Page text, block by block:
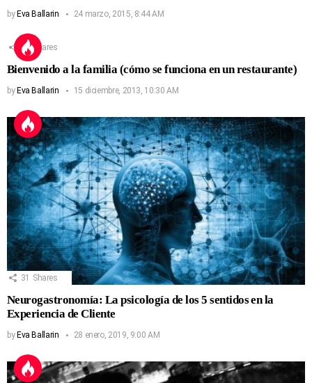
byEva Ballarin 24 marzo, 2015, 8:44 AM
13 Shares
Bienvenido a la familia (cómo se funciona en un restaurante)
byEva Ballarin 15 diciembre, 2013, 10:30 AM
31 Shares
Neurogastronomía: La psicología de los 5 sentidos en la
Experiencia de Cliente
byEva Ballarin 28 enero, 2019, 9:00 AM